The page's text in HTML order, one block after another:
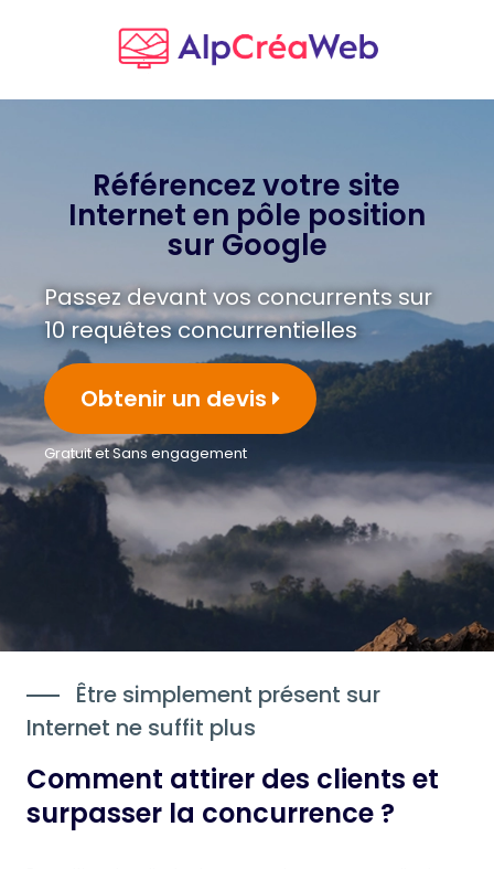
Référencez votre site
Internet en pôle position
sur Google
Passez devant vos concurrents sur
10 requêtes concurrentielles
Obtenir un devis
Gratuit et Sans engagement
Être simplement présent sur
Internet ne suffit plus
Comment attirer des clients et
surpasser la concurrence ?